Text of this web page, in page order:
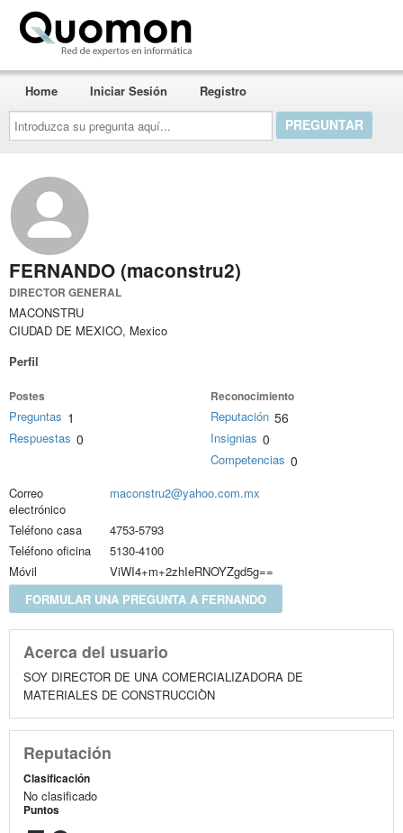
Introduzca
su
pregunta
aquí...
Home Iniciar Sesión Registro
FERNANDO (maconstru2)
DIRECTOR GENERAL
MACONSTRU
CIUDAD DE MEXICO, Mexico
Perfil
Postes
Preguntas 1
Respuestas 0
Reconocimiento
Reputación 56
Insignias 0
Competencias 0
Correo
electrónico
maconstru2@yahoo.com.mx
Teléfono casa
4753-5793
Teléfono oficina
5130-4100
Móvil
ViWI4+m+2zhIeRNOYZgd5g==
FORMULAR UNA PREGUNTA A FERNANDO
Acerca del usuario
SOY DIRECTOR DE UNA COMERCIALIZADORA DE
MATERIALES DE CONSTRUCCIÒN
Reputación
Clasificación
No clasificado
Puntos